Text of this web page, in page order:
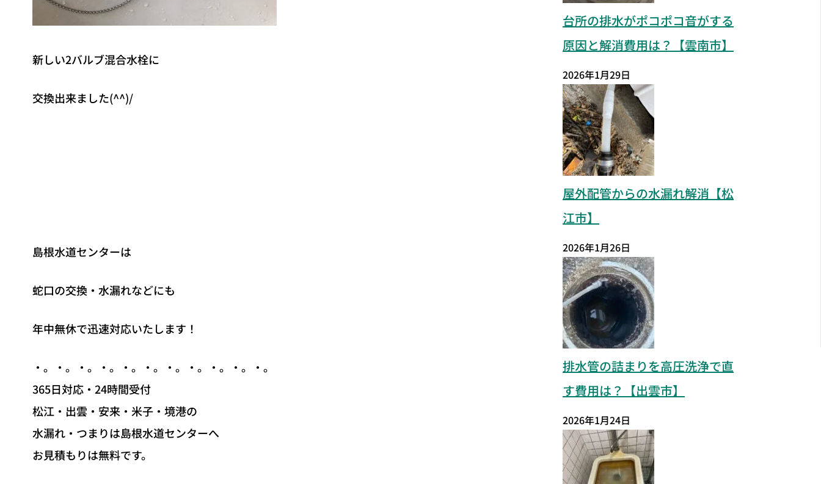
新しい2バルブ混合水栓に
交換出来ました(^^)/
島根水道センターは
蛇口の交換・水漏れなどにも
年中無休で迅速対応いたします！
・。・。・。・。・。・。・。・。・。・。・。
365日対応・24時間受付
松江・出雲・安来・米子・境港の
水漏れ・つまりは島根水道センターへ
お見積もりは無料です。
台所の排水がポコポコ音がする
原因と解消費用は？【雲南市】
2026年1月29日
屋外配管からの水漏れ解消【松
江市】
2026年1月26日
排水管の詰まりを高圧洗浄で直
す費用は？【出雲市】
2026年1月24日